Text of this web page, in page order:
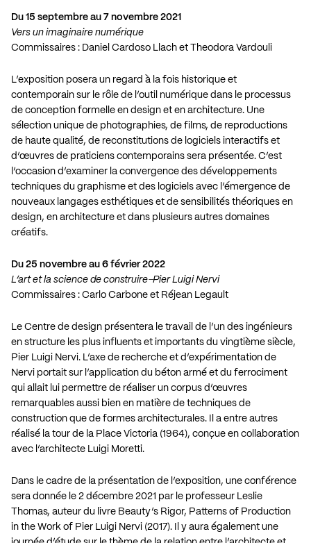
Du 15 septembre au 7 novembre 2021
Vers un imaginaire numérique
Commissaires : Daniel Cardoso Llach et Theodora Vardouli
L’exposition posera un regard à la fois historique et
contemporain sur le rôle de l’outil numérique dans le processus
de conception formelle en design et en architecture. Une
sélection unique de photographies, de films, de reproductions
de haute qualité, de reconstitutions de logiciels interactifs et
d’œuvres de praticiens contemporains sera présentée. C’est
l’occasion d’examiner la convergence des développements
techniques du graphisme et des logiciels avec l’émergence de
nouveaux langages esthétiques et de sensibilités théoriques en
design, en architecture et dans plusieurs autres domaines
créatifs.
Du 25 novembre au 6 février 2022
L’art et la science de construire ̶ Pier Luigi Nervi
Commissaires : Carlo Carbone et Réjean Legault
Le Centre de design présentera le travail de l’un des ingénieurs
en structure les plus influents et importants du vingtième siècle,
Pier Luigi Nervi. L’axe de recherche et d’expérimentation de
Nervi portait sur l’application du béton armé et du ferrociment
qui allait lui permettre de réaliser un corpus d’œuvres
remarquables aussi bien en matière de techniques de
construction que de formes architecturales. Il a entre autres
réalisé la tour de la Place Victoria (1964), conçue en collaboration
avec l’architecte Luigi Moretti.
Dans le cadre de la présentation de l’exposition, une conférence
sera donnée le 2 décembre 2021 par le professeur Leslie
Thomas, auteur du livre Beauty’s Rigor, Patterns of Production
in the Work of Pier Luigi Nervi (2017). Il y aura également une